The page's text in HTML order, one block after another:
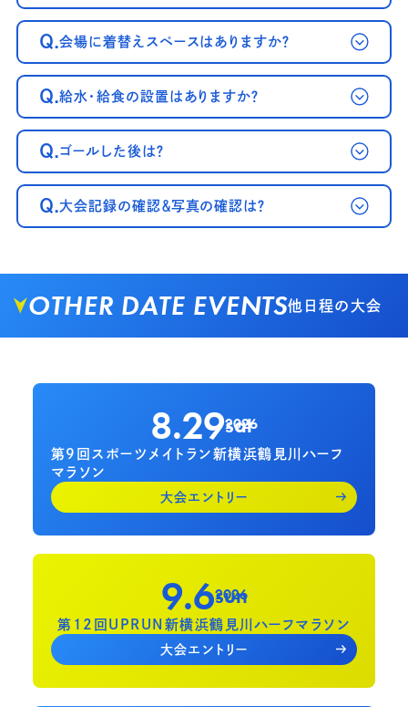
Q.会場に着替えスペースはありますか？
Q.給水・給食の設置はありますか？
Q.ゴールした後は？
Q.大会記録の確認＆写真の確認は？
OTHER DATE EVENTS他日程の大会
8.292026
sat
第9回スポーツメイトラン新横浜鶴見川ハーフ
マラソン
大会エントリー
9.62026
sun
第12回UPRUN新横浜鶴見川ハーフマラソン
大会エントリー